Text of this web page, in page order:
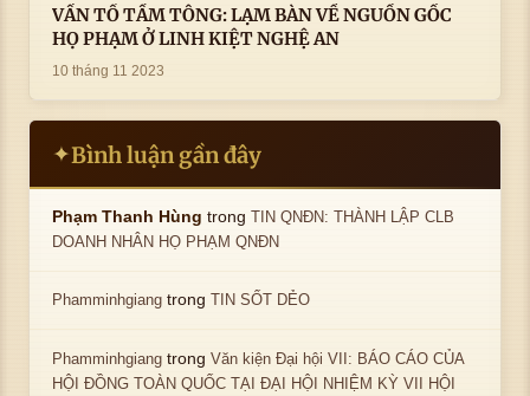
VẤN TỔ TẦM TÔNG: LẠM BÀN VỀ NGUỒN GỐC
HỌ PHẠM Ở LINH KIỆT NGHỆ AN
10 tháng 11 2023
✦Bình luận gần đây
Phạm Thanh Hùng trongTIN QNĐN: THÀNH LẬP CLB
DOANH NHÂN HỌ PHẠM QNĐN
Phamminhgiang trongTIN SỐT DẺO
Phamminhgiang trongVăn kiện Đại hội VII: BÁO CÁO CỦA
HỘI ĐỒNG TOÀN QUỐC TẠI ĐẠI HỘI NHIỆM KỲ VII HỘI